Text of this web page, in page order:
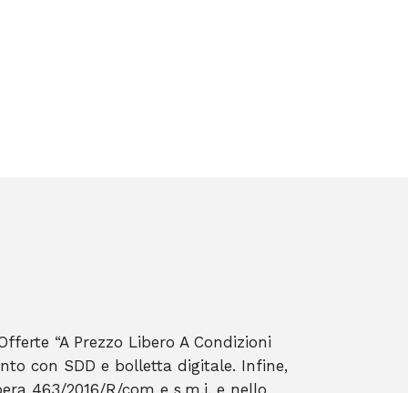
“A Prezzo Libero A Condizioni
con SDD e bolletta digitale. Infine,
463/2016/R/com e s.m.i. e nello